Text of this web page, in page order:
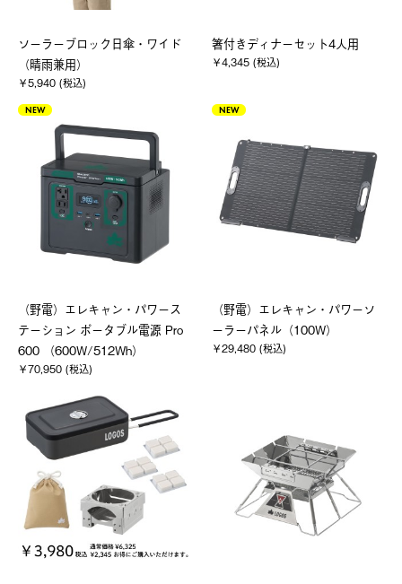
ソーラーブロック日傘・ワイド
（晴雨兼用）
￥5,940 (税込)
箸付きディナーセット4人用
￥4,345 (税込)
NEW
（野電）エレキャン・パワース
テーション ポータブル電源 Pro
600 （600W/512Wh）
￥70,950 (税込)
NEW
（野電）エレキャン・パワーソ
ーラーパネル（100W）
￥29,480 (税込)